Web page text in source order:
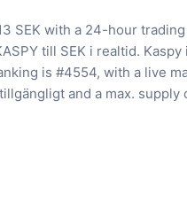
SEK with a 24-hour
till SEK i realtid. Kaspy
is #4554, with a live
and a max.